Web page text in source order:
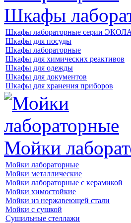
Шкафы
Шкафы лабораторные серии
Шкафы для посуды
Шкафы лабораторные
Шкафы для химических реактивов
Шкафы для одежды
Шкафы для документов
Шкафы для хранения приборов
Мойки
Мойки лабораторные
Мойки металлические
Мойки лабораторные с керамикой
Мойки химостойкие
Мойки из нержавеющей стали
Мойки с сушкой
Сушильные стеллажи